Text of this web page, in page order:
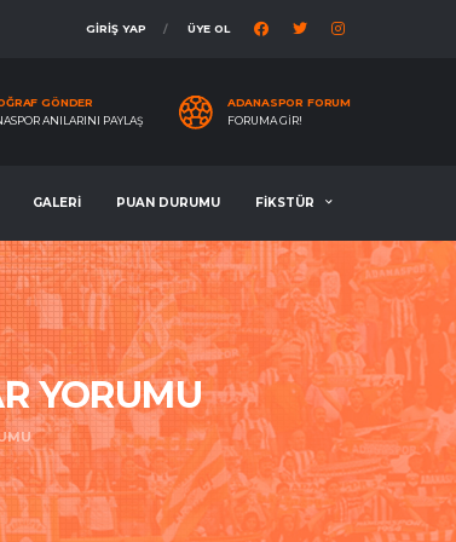
GİRİŞ YAP ÜYE OL
GÖNDER
ANILARINI PAYLAŞ
ADANASPOR FORUM
FORUMA GIR!
GALERİ PUAN DURUMU FİKSTÜR
YORUMU